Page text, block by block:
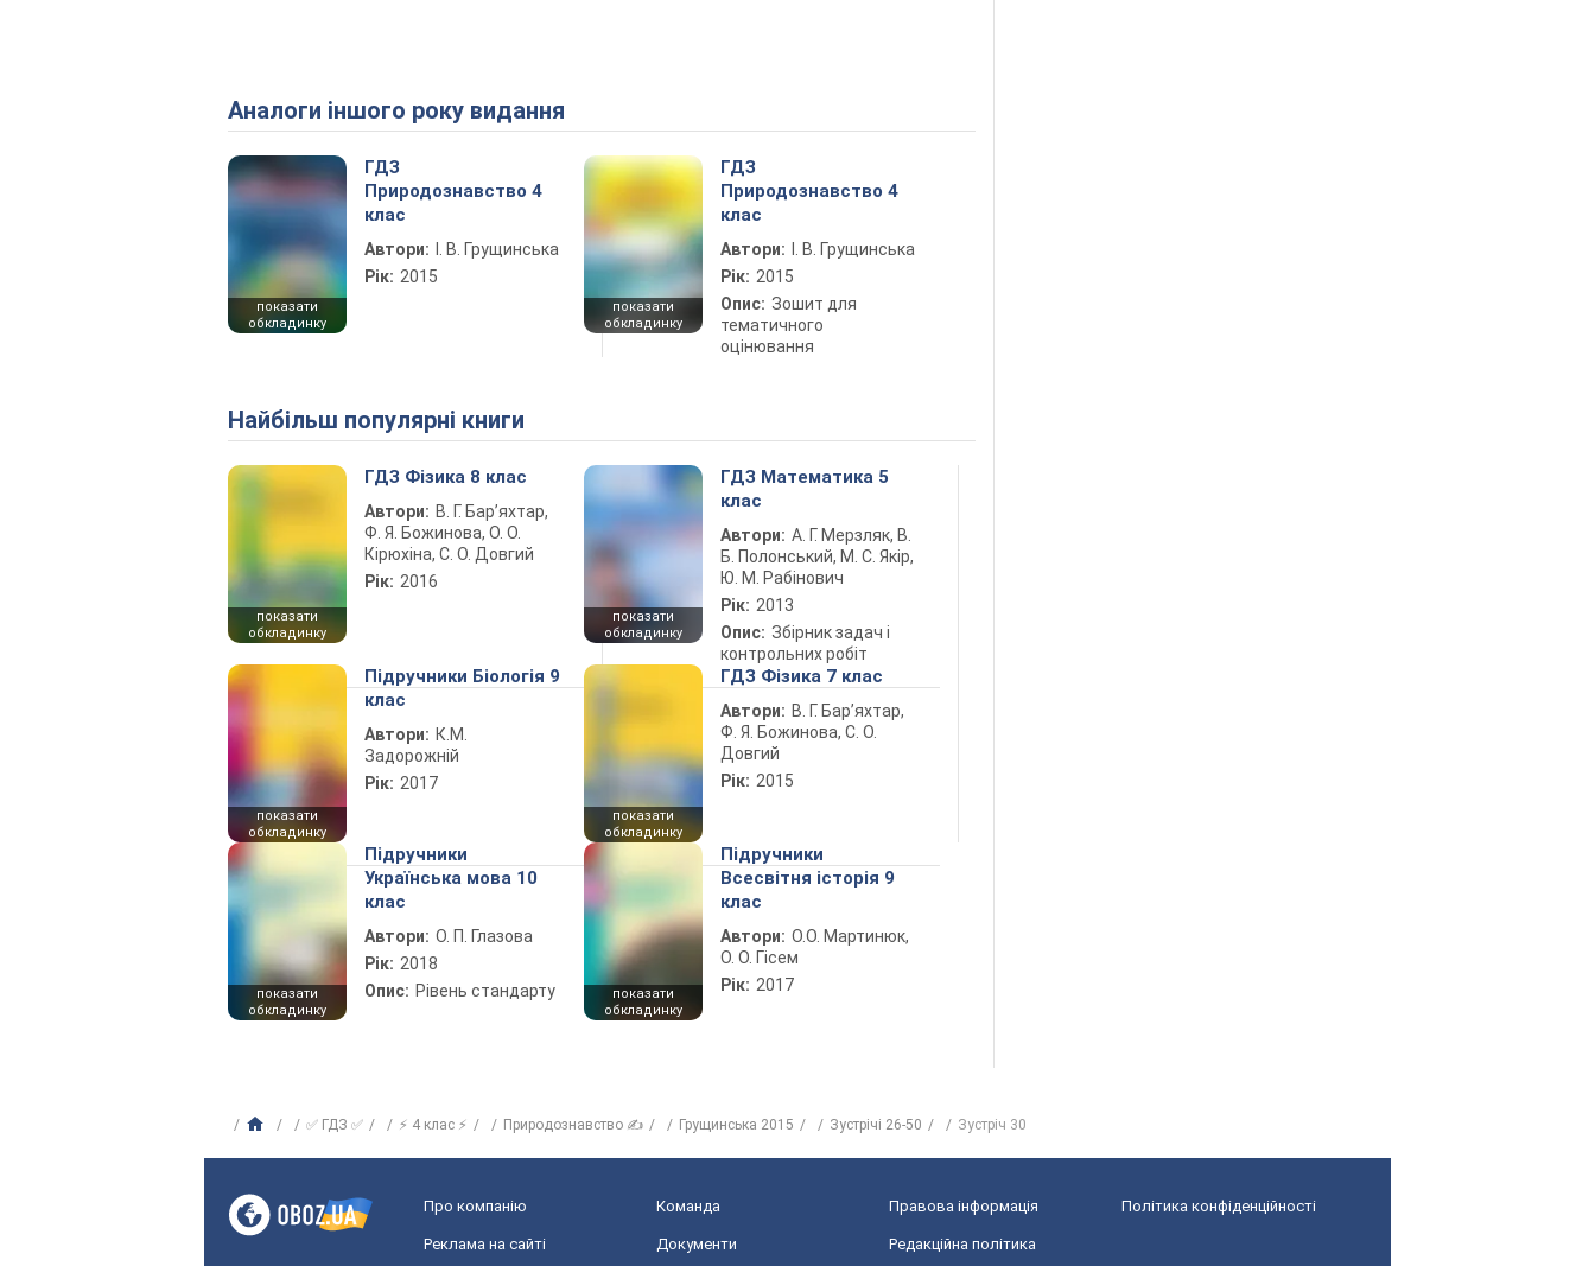
Аналоги іншого року видання
показати
обкладинку
ГДЗ
Природознавство 4
клас
Автори:
І. В. Грущинська
Рік: 2015
показати
обкладинку
ГДЗ
Природознавство 4
клас
Автори:
І. В. Грущинська
Рік: 2015
Опис: Зошит для
тематичного
оцінювання
Найбільш популярні книги
показати
обкладинку
ГДЗ Фізика 8 клас
Автори: В. Г. Бар’яхтар,
Ф. Я. Божинова, О. О.
Кірюхіна, С. О. Довгий
Рік: 2016
показати
обкладинку
ГДЗ Математика 5
клас
Автори: А. Г. Мерзляк, В.
Б. Полонський, М. С. Якір,
Ю. М. Рабінович
Рік: 2013
Опис: Збірник задач і
контрольних робіт
показати
обкладинку
Підручники Біологія 9
клас
Автори: К.М.
Задорожній
Рік: 2017
показати
обкладинку
ГДЗ Фізика 7 клас
Автори: В. Г. Бар’яхтар,
Ф. Я. Божинова, С. О.
Довгий
Рік: 2015
показати
обкладинку
Підручники
Українська мова 10
клас
Автори: О. П. Глазова
Рік: 2018
Опис: Рівень стандарту
показати
обкладинку
Підручники
Всесвітня історія 9
клас
Автори: О.О. Мартинюк,
О. О. Гісем
Рік: 2017
✅ ГДЗ ✅ ⚡ 4 клас ⚡ Природознавство ✍ Грущинська 2015 Зустрічі 26-50 Зустріч 30
Про компанію Команда Правова інформація Політика конфіденційності
Реклама на сайті Документи Редакційна політика